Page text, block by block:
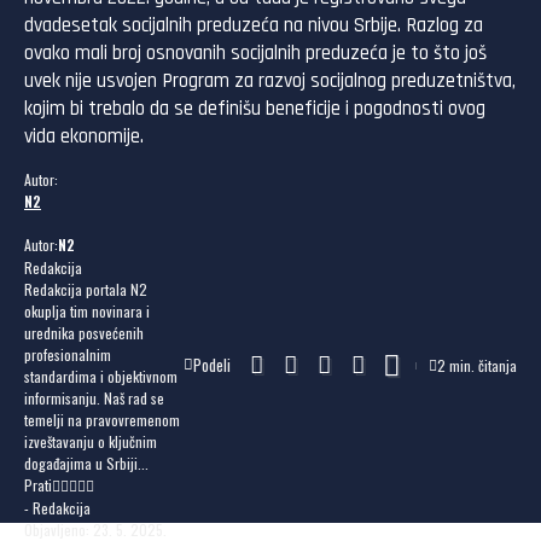
dvadesetak socijalnih preduzeća na nivou Srbije. Razlog za
ovako mali broj osnovanih socijalnih preduzeća je to što još
uvek nije usvojen Program za razvoj socijalnog preduzetništva,
kojim bi trebalo da se definišu beneficije i pogodnosti ovog
vida ekonomije.
Autor:
N2
Autor:N2
Redakcija
Redakcija portala N2
okuplja tim novinara i
urednika posvećenih
profesionalnim
standardima i objektivnom
informisanju. Naš rad se
temelji na pravovremenom
izveštavanju o ključnim
događajima u Srbiji...
Prati
- Redakcija
Objavljeno: 23. 5. 2025.
Podeli 2 min. čitanja